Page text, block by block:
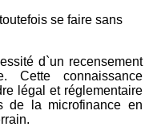
se faire sans
d`un recensement
Cette connaissance
légal et réglementaire
de la microfinance en